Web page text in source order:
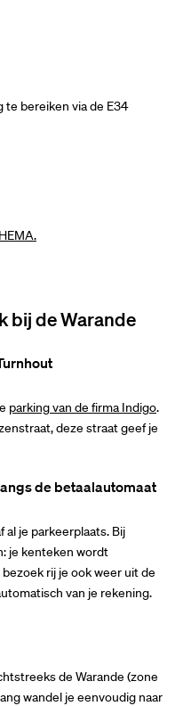
bereiken via de E34
bij de Warande
parking van de firma Indigo.
deze straat geef je
de betaalautomaat
al je parkeerplaats. Bij
je kenteken wordt
rij je ook weer uit de
van je rekening.
de Warande (zone
wandel je eenvoudig naar